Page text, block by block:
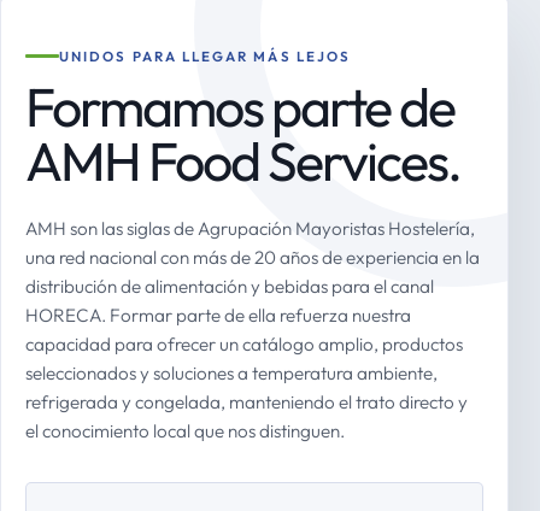
UNIDOS PARA LLEGAR MÁS LEJOS
Formamos parte de
AMH Food Services.
AMH son las siglas de Agrupación Mayoristas Hostelería,
una red nacional con más de 20 años de experiencia en la
distribución de alimentación y bebidas para el canal
HORECA. Formar parte de ella refuerza nuestra
capacidad para ofrecer un catálogo amplio, productos
seleccionados y soluciones a temperatura ambiente,
refrigerada y congelada, manteniendo el trato directo y
el conocimiento local que nos distinguen.